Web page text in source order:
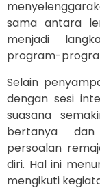
sama antara
menjadi
program-
Selain
dengan sesi
suasana
bertanya dan
persoalan
diri. Hal ini
mengikuti